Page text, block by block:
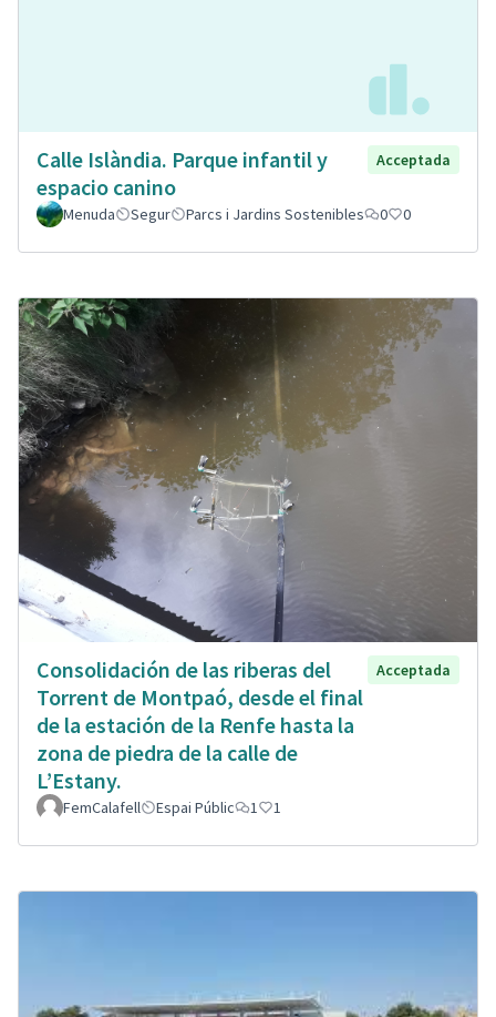
Calle Islàndia. Parque infantil y
espacio canino
Acceptada
Menuda Segur Parcs i Jardins Sostenibles 0 0
Consolidación de las riberas del
Torrent de Montpaó, desde el final
de la estación de la Renfe hasta la
zona de piedra de la calle de
L’Estany.
Acceptada
FemCalafell Espai Públic 1 1